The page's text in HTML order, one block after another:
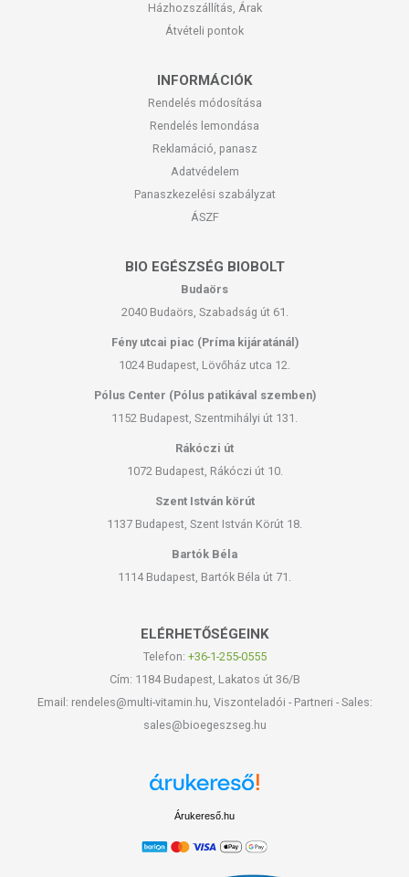
Házhozszállítás, Árak
Átvételi pontok
INFORMÁCIÓK
Rendelés módosítása
Rendelés lemondása
Reklamáció, panasz
Adatvédelem
Panaszkezelési szabályzat
ÁSZF
BIO EGÉSZSÉG BIOBOLT
Budaörs
2040 Budaörs, Szabadság út 61.
Fény utcai piac (Príma kijáratánál)
1024 Budapest, Lövőház utca 12.
Pólus Center (Pólus patikával szemben)
1152 Budapest, Szentmihályi út 131.
Rákóczi út
1072 Budapest, Rákóczi út 10.
Szent István körút
1137 Budapest, Szent István Körút 18.
Bartók Béla
1114 Budapest, Bartók Béla út 71.
ELÉRHETŐSÉGEINK
Telefon: +36-1-255-0555
Cím: 1184 Budapest, Lakatos út 36/B
Email: rendeles@multi-vitamin.hu, Viszonteladói - Partneri - Sales:
sales@bioegeszseg.hu
Árukereső.hu